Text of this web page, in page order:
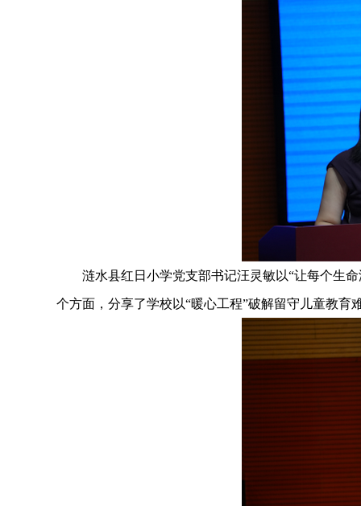
涟水县红日小学党支部书记汪灵敏以“让每个生命
个方面，分享了学校以“暖心工程”破解留守儿童教育